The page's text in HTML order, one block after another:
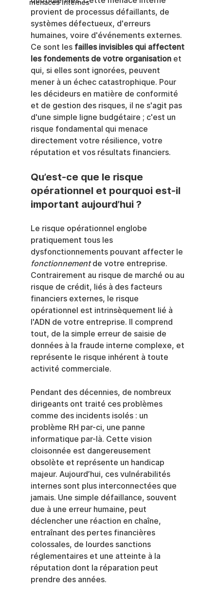
menaces internes
provient de processus défaillants, de
systèmes défectueux, d'erreurs
humaines, voire d'événements externes.
Ce sont les failles invisibles qui affectent
les fondements de votre organisation et
qui, si elles sont ignorées, peuvent
mener à un échec catastrophique. Pour
les décideurs en matière de conformité
et de gestion des risques, il ne s'agit pas
d'une simple ligne budgétaire ; c'est un
risque fondamental qui menace
directement votre résilience, votre
réputation et vos résultats financiers.
Qu’est-ce que le risque
opérationnel et pourquoi est-il
important aujourd’hui ?
Le risque opérationnel englobe
pratiquement tous les
dysfonctionnements pouvant affecter le
fonctionnement de votre entreprise.
Contrairement au risque de marché ou au
risque de crédit, liés à des facteurs
financiers externes, le risque
opérationnel est intrinsèquement lié à
l'ADN de votre entreprise. Il comprend
tout, de la simple erreur de saisie de
données à la fraude interne complexe, et
représente le risque inhérent à toute
activité commerciale.
Pendant des décennies, de nombreux
dirigeants ont traité ces problèmes
comme des incidents isolés : un
problème RH par-ci, une panne
informatique par-là. Cette vision
cloisonnée est dangereusement
obsolète et représente un handicap
majeur. Aujourd’hui, ces vulnérabilités
internes sont plus interconnectées que
jamais. Une simple défaillance, souvent
due à une erreur humaine, peut
déclencher une réaction en chaîne,
entraînant des pertes financières
colossales, de lourdes sanctions
réglementaires et une atteinte à la
réputation dont la réparation peut
prendre des années.